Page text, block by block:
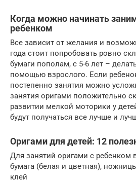
Когда можно начинать
ребенком
Все зависит от желания и
года стоит попробовать ровно
бумаги пополам, с 5-6 лет –
помощью взрослого. Если
постепенно занятия можно
занятия оригами положительно
развитии мелкой моторики у
будут получаться все лучше и
Оригами для детей: 12
Для занятий оригами с ребенком
бумага (белая и цветная),
клей